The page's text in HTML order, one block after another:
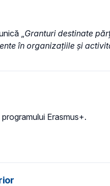
„ Granturi destinate
în organizațiile și
programului Erasmus+.